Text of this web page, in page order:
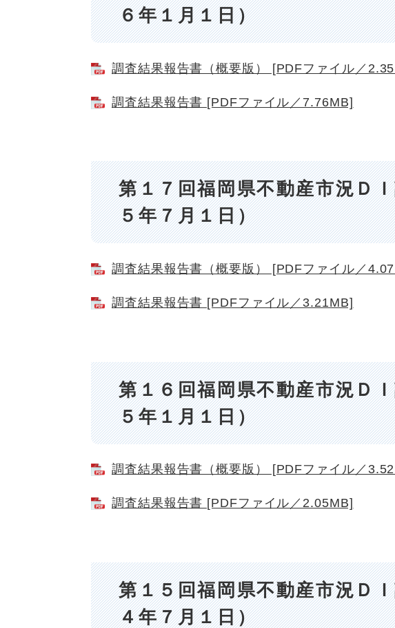
６年１月１日）
調査結果報告書（概要版） [PDFファイル／
調査結果報告書 [PDFファイル／7.76MB]
第１７回福岡県不動産市況Ｄ
５年７月１日）
調査結果報告書（概要版） [PDFファイル／
調査結果報告書 [PDFファイル／3.21MB]
第１６回福岡県不動産市況Ｄ
５年１月１日）
調査結果報告書（概要版） [PDFファイル／
調査結果報告書 [PDFファイル／2.05MB]
第１５回福岡県不動産市況Ｄ
４年７月１日）